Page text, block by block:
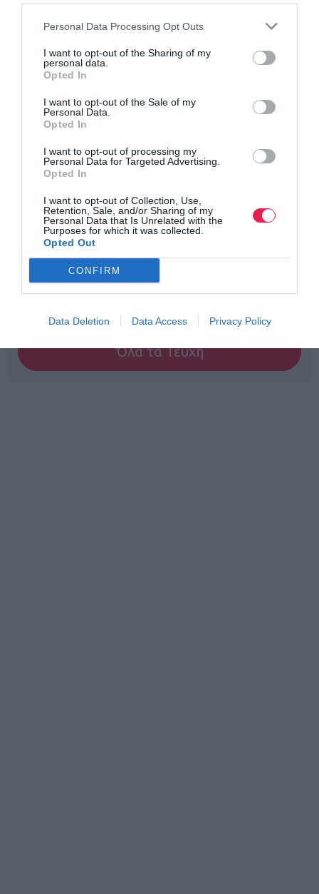
Personal Data Processing Opt Outs
I want to opt-out of the Sharing of my
personal data.
Opted In
I want to opt-out of the Sale of my
Personal Data.
Opted In
I want to opt-out of processing my
Personal Data for Targeted Advertising.
Opted In
I want to opt-out of Collection, Use,
Retention, Sale, and/or Sharing of my
Personal Data that Is Unrelated with the
Purposes for which it was collected.
Opted Out
CONFIRM
Data Deletion Data Access Privacy Policy
Γίνε Συνδρομητής
Όλα τα Τεύχη